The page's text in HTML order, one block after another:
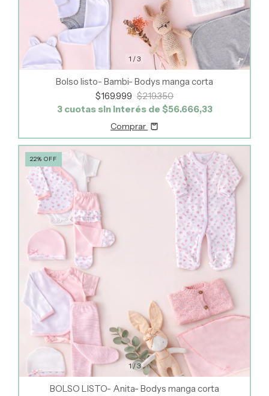
1 /3
Bolso listo- Bambi- Bodys manga corta
$169.999 $219.350
3 cuotas sin interés de $56.666,33
Comprar
1/3
22% OFF
BOLSO LISTO- Anita- Bodys manga corta